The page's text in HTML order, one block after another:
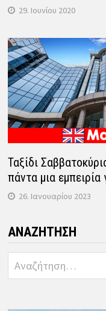
29. Ιουνίου 2020
Ταξίδι
πάντα μια εμπειρία
26. Ιανουαρίου 2023
ΑΝΑΖΉΤΗΣΗ
Αναζήτηση
για: